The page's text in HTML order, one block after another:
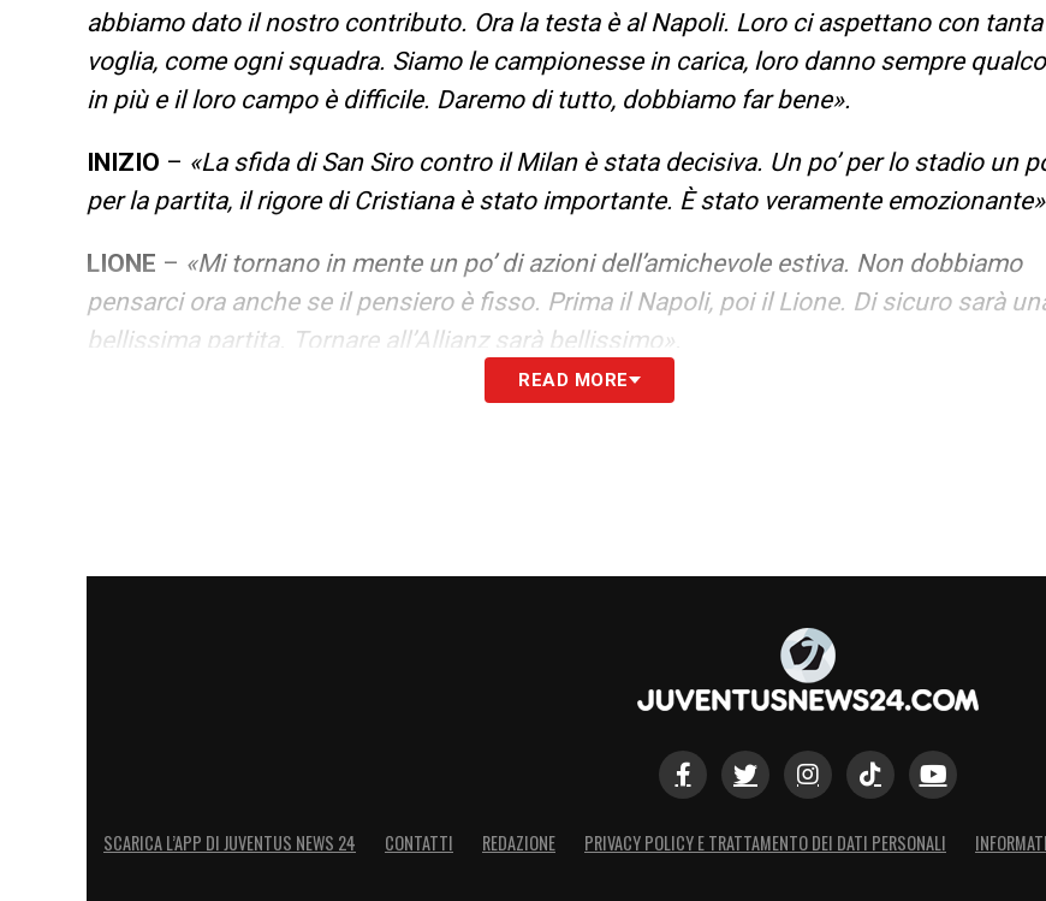
abbiamo dato il nostro contributo. Ora la testa è al Napoli. Loro ci aspettano con tanta
voglia, come ogni squadra. Siamo le campionesse in carica, loro danno sempre
in più e il loro campo è difficile. Daremo di tutto, dobbiamo far bene».
INIZIO – «La sfida di San Siro contro il Milan è stata decisiva. Un po’ per lo stadio un
per la partita, il rigore di Cristiana è stato importante. È stato veramente
LIONE – «Mi tornano in mente un po’ di azioni dell’amichevole estiva. Non dobbiamo
pensarci ora anche se il pensiero è fisso. Prima il Napoli, poi il Lione. Di sicuro sarà
bellissima partita. Tornare all’Allianz sarà bellissimo».
«Servirà tanta pazienza, tanta costanza e un gruppo veramente
GRUPPO–«Le gare con Empoli e Florentia sono state importanti per la crescita del
Ultimissime Juve: le notizie bianconere di oggi
READ MORE
SCARICA L’APP DI JUVENTUS NEWS 24 CONTATTI REDAZIONE PRIVACY POLICY E TRATTAMENTO DEI DATI PERSONALI